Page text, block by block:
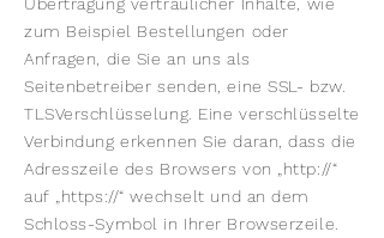
zum Beispiel Bestellungen oder
Anfragen, die Sie an uns als
Seitenbetreiber senden, eine SSL- bzw.
TLSVerschlüsselung. Eine verschlüsselte
Verbindung erkennen Sie daran, dass die
Adresszeile des Browsers von „http://“
auf „https://“ wechselt und an dem
Schloss-Symbol in Ihrer Browserzeile.